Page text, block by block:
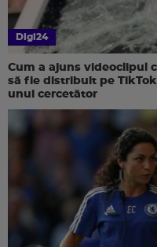
Digi24
Cum a ajuns videoclipul
să fie distribuit pe
unui cercetător